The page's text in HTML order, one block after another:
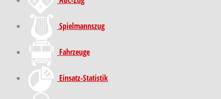
Spielmannszug
Fahrzeuge
Einsatz-Statistik